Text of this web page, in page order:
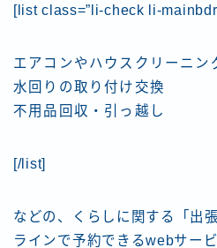
[list class=”li-check li-
エアコンやハウスクリーニン
水回りの取り付け交換
不用品回収・引っ越し
[/list]
などの、くらしに関する「出
ラインで予約できるwebサービ